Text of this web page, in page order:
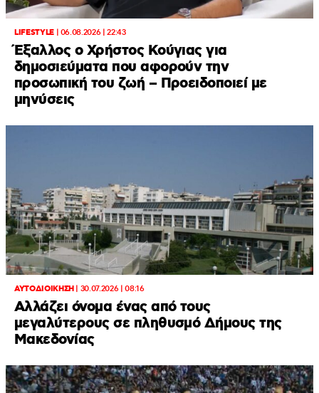
LIFESTYLE| 06.08.2026 | 22:43
Έξαλλος ο Χρήστος Κούγιας για
δημοσιεύματα που αφορούν την
προσωπική του ζωή – Προειδοποιεί με
μηνύσεις
ΑΥΤΟΔΙΟΙΚΗΣΗ| 30.07.2026 | 08:16
Αλλάζει όνομα ένας από τους
μεγαλύτερους σε πληθυσμό Δήμους της
Μακεδονίας